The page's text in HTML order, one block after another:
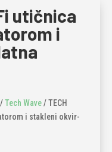
utičnica
i
/Tech Wave/ TECH
i stakleni okvir-